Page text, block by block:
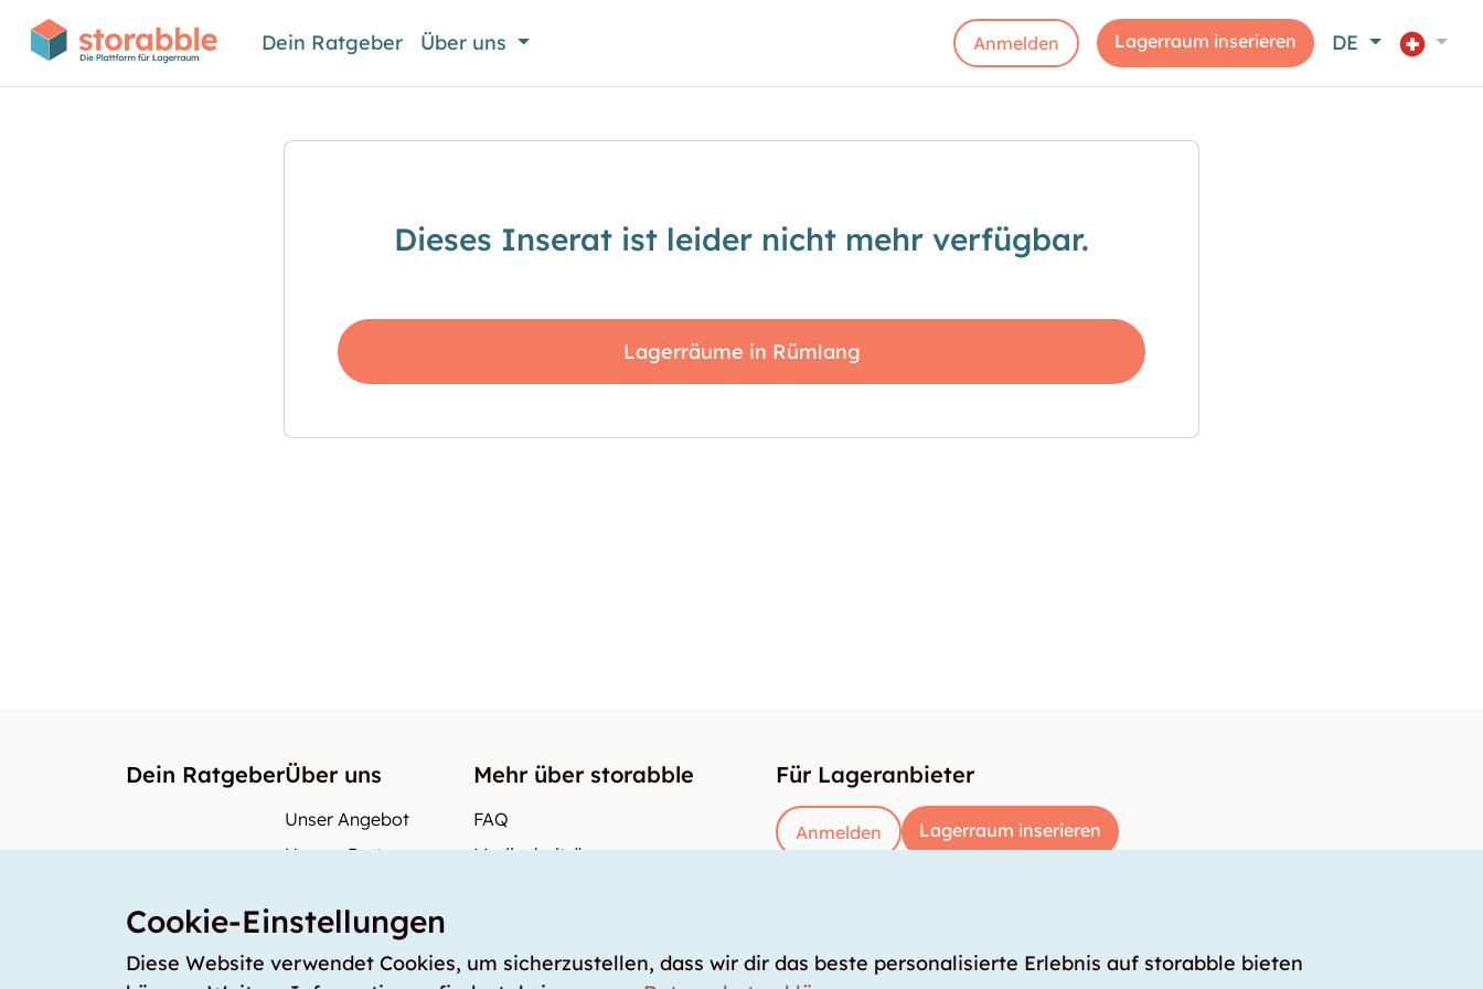
Dein Ratgeber Über uns Anmelden Lagerraum inserieren DE
Dieses Inserat ist leider nicht mehr verfügbar.
Lagerräume in Rümlang
Dein RatgeberÜber uns
Unser Angebot
Unsere Partner
Unsere Preise
storabble Deutschland
Mehr über storabble
FAQ
Medienbeiträge
Für Lageranbieter
Anmelden Lagerraum inserieren
Cookie-Einstellungen
Diese Website verwendet Cookies, um sicherzustellen, dass wir dir das beste personalisierte Erlebnis auf storabble bieten